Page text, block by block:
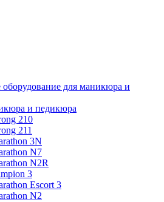
для маникюра и
и педикюра
210
211
3N
N7
N2R
3
Escort 3
N2